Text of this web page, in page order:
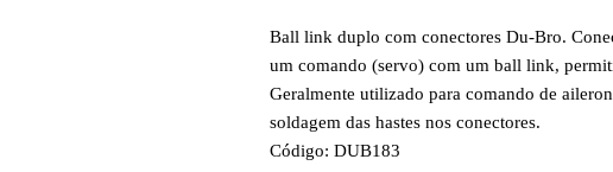
Ball link duplo com conectores Du-Bro.
um comando (servo) com um ball link,
Geralmente utilizado para comando de
soldagem das hastes nos conectores.
Código: DUB183